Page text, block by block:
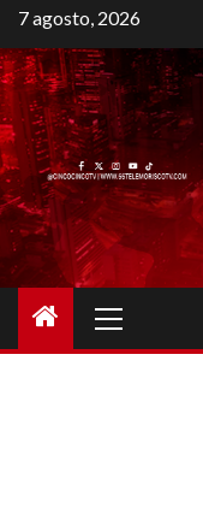
7 agosto, 2026